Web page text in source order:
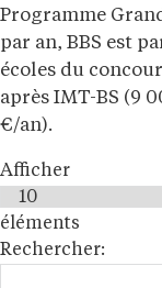
Programme
par an, BBS est
écoles du
après IMT-BS (9
€/an).
Afficher
éléments
Rechercher: